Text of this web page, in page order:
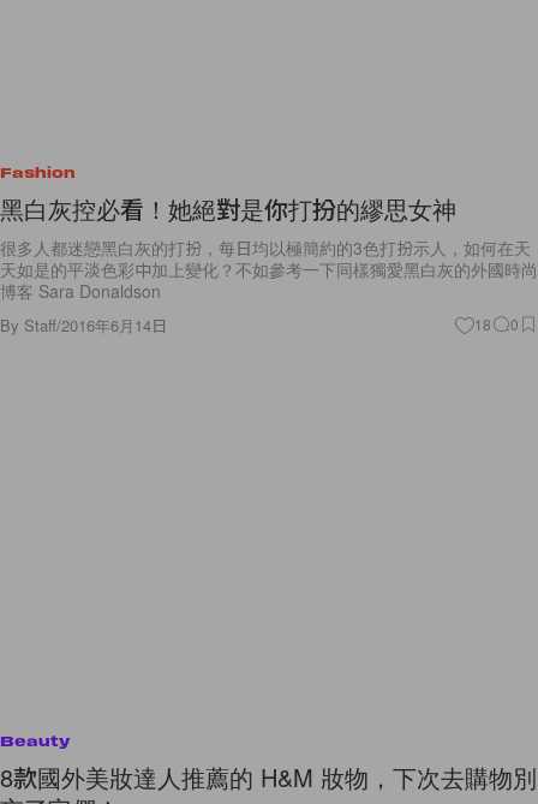
Fashion
黑白灰控必看！她絕對是你打扮的繆思女神
很多人都迷戀黑白灰的打扮，每日均以極簡約的3色打扮示人，如何在天
天如是的平淡色彩中加上變化？不如參考一下同樣獨愛黑白灰的外國時尚
博客 Sara Donaldson
By Staff/2016年6月14日 18 0
Beauty
8款國外美妝達人推薦的 H&M 妝物，下次去購物別